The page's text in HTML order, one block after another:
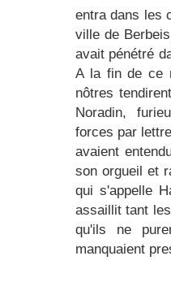
entra dans les
ville de
avait pénétré
A la fin de ce
nôtres
Noradin,
forces par
avaient
son orgueil et
qui s'appelle
assaillit tant
qu'ils ne
manquaient